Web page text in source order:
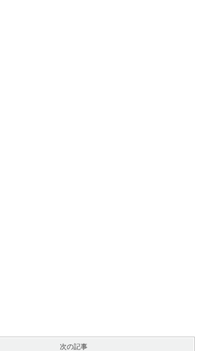
次の記事